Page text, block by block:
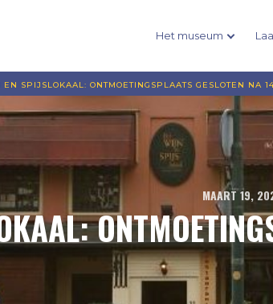
Het museum
SPIJSLOKAAL: ONTMOETINGSPLAATS GESLOTEN NA
MAART 19,